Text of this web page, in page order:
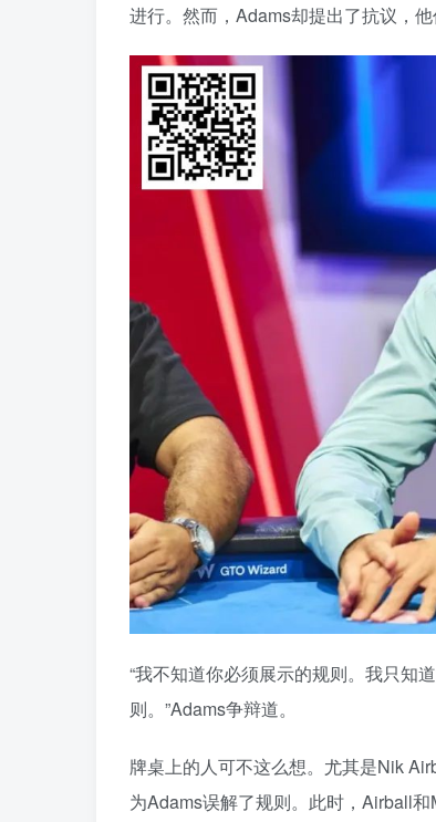
进行。然而，Adams却提出了抗议，
“我不知道你必须展示的规则。我只知
则。”Adams争辩道。
牌桌上的人可不这么想。尤其是Nik
为Adams误解了规则。此时，Airball